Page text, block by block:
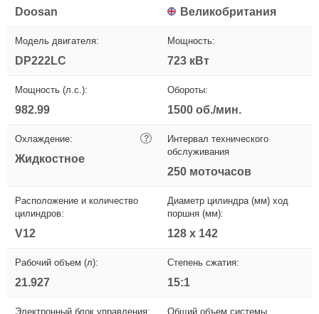
Doosan Великобритания
Модель двигателя:
DP222LC
Мощность:
723 кВт
Мощность (л.с.):
982.99
Обороты:
1500 об./мин.
Охлаждение: ?
Жидкостное
Интервал технического
обслуживания
250 моточасов
Расположение и количество
цилиндров:
V12
Диаметр цилиндра (мм) ход
поршня (мм):
128 x 142
Рабочий объем (л):
21.927
Степень сжатия:
15:1
Электронный блок управления: Общий объем системы